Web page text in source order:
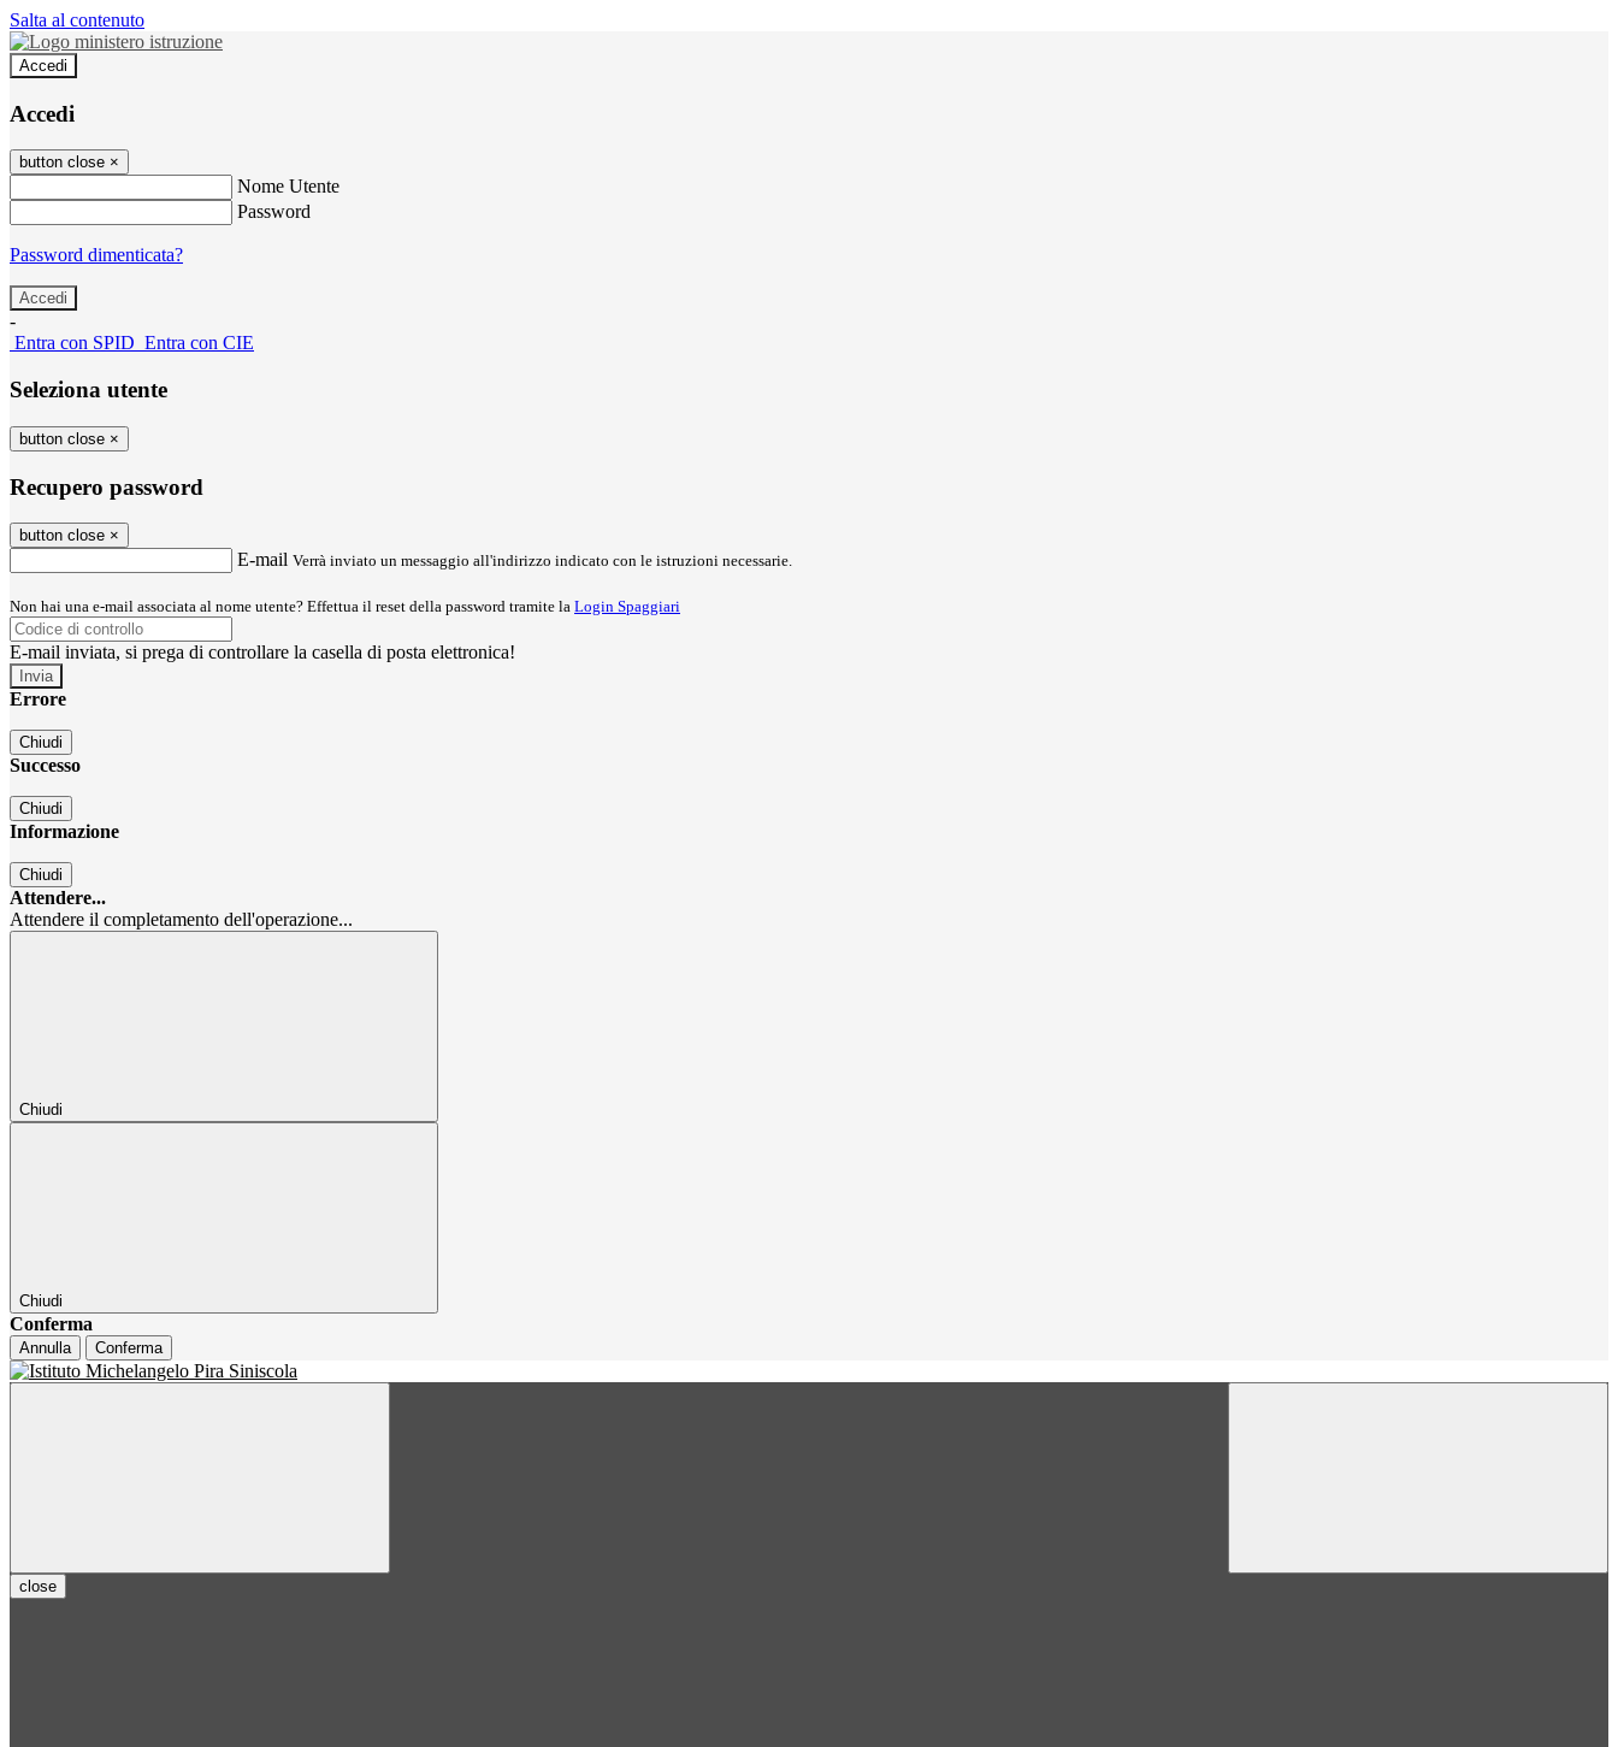
Salta al contenuto
Accedi
Accedi
button close ×
Nome Utente
Password
Password dimenticata?
-
Entra con SPID Entra con CIE
Seleziona utente
button close ×
Recupero password
button close ×
E-mail Verrà inviato un messaggio all'indirizzo indicato con le istruzioni necessarie.
Non hai una e-mail associata al nome utente? Effettua il reset della password tramite la Login Spaggiari
E-mail inviata, si prega di controllare la casella di posta elettronica!
Errore
Chiudi
Successo
Chiudi
Informazione
Chiudi
Attendere...
Attendere il completamento dell'operazione...
Chiudi
Chiudi
Conferma
Annulla Conferma
close